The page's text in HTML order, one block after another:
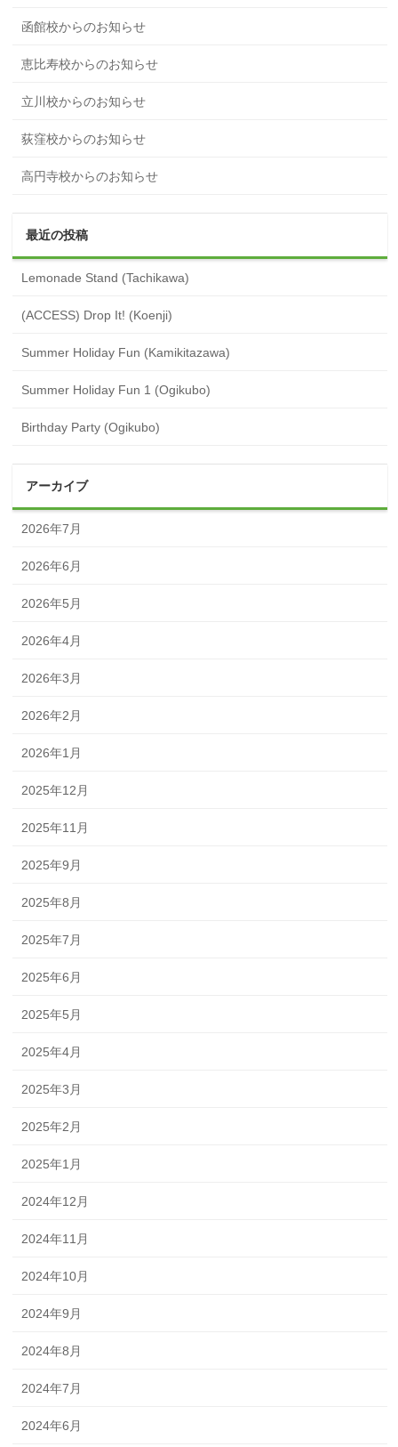
函館校からのお知らせ
恵比寿校からのお知らせ
立川校からのお知らせ
荻窪校からのお知らせ
高円寺校からのお知らせ
最近の投稿
Lemonade Stand (Tachikawa)
(ACCESS) Drop It! (Koenji)
Summer Holiday Fun (Kamikitazawa)
Summer Holiday Fun 1 (Ogikubo)
Birthday Party (Ogikubo)
アーカイブ
2026年7月
2026年6月
2026年5月
2026年4月
2026年3月
2026年2月
2026年1月
2025年12月
2025年11月
2025年9月
2025年8月
2025年7月
2025年6月
2025年5月
2025年4月
2025年3月
2025年2月
2025年1月
2024年12月
2024年11月
2024年10月
2024年9月
2024年8月
2024年7月
2024年6月